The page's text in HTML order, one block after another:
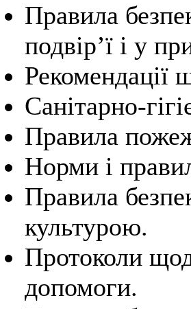
Правила
подвір’ї і у
Рекомендації
Санітарно-
Правила
Норми і
Правила
культурою.
Протоколи
допомоги.